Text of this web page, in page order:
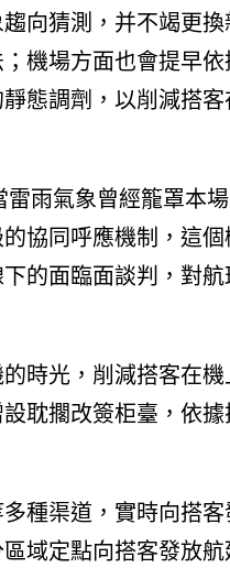
向猜測，并不竭更
機場方面也會提早
態調劑，以削減搭
雨氣象曾經籠罩本
協同呼應機制，這
的面臨面談判，對
時光，削減搭客在機
耽擱改簽柜臺，依據
種渠道，實時向搭
域定點向搭客發放航